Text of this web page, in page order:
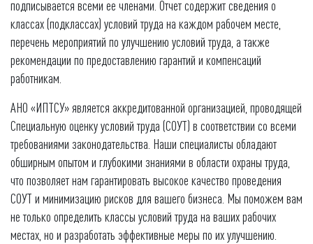
подписывается всеми ее членами. Отчет содержит сведения о
классах (подклассах) условий труда на каждом рабочем месте,
перечень мероприятий по улучшению условий труда, а также
рекомендации по предоставлению гарантий и компенсаций
работникам.
АНО «ИПТСУ» является аккредитованной организацией, проводящей
Специальную оценку условий труда (СОУТ) в соответствии со всеми
требованиями законодательства. Наши специалисты обладают
обширным опытом и глубокими знаниями в области охраны труда,
что позволяет нам гарантировать высокое качество проведения
СОУТ и минимизацию рисков для вашего бизнеса. Мы поможем вам
не только определить классы условий труда на ваших рабочих
местах, но и разработать эффективные меры по их улучшению.